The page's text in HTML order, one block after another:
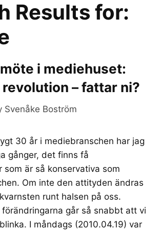
Results for:
i mediehuset:
revolution – fattar ni?
Svenåke Boström
30 år i mediebranschen har jag
gånger, det finns få
som är så konservativa som
Om inte den attityden ändras
runt halsen på oss.
förändringarna går så snabbt att vi
I måndags (2010.04.19) var